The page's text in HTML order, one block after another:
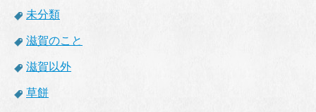
未分類
滋賀のこと
滋賀以外
草餅